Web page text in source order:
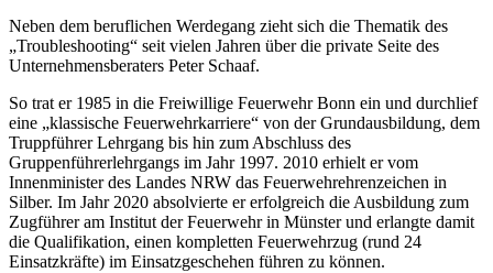
Neben dem beruflichen Werdegang zieht sich die Thematik des
„Troubleshooting“ seit vielen Jahren über die private Seite des
Unternehmensberaters Peter Schaaf.
So trat er 1985 in die Freiwillige Feuerwehr Bonn ein und durchlief
eine „klassische Feuerwehrkarriere“ von der Grundausbildung, dem
Truppführer Lehrgang bis hin zum Abschluss des
Gruppenführerlehrgangs im Jahr 1997. 2010 erhielt er vom
Innenminister des Landes NRW das Feuerwehrehrenzeichen in
Silber. Im Jahr 2020 absolvierte er erfolgreich die Ausbildung zum
Zugführer am Institut der Feuerwehr in Münster und erlangte damit
die Qualifikation, einen kompletten Feuerwehrzug (rund 24
Einsatzkräfte) im Einsatzgeschehen führen zu können.